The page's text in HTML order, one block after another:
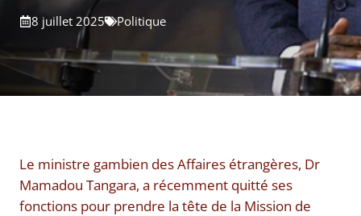
8 juillet 2025 Politique
Le ministre gambien des Affaires étrangères, Dr
Mamadou Tangara, a récemment quitté ses
fonctions pour prendre la tête de la Mission de